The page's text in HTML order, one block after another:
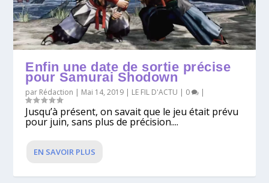
Enfin une date de sortie précise
pour Samurai Shodown
par Rédaction | Mai 14, 2019 | LE FIL D'ACTU | 0 |
Jusqu’à présent, on savait que le jeu était prévu
pour juin, sans plus de précision....
EN SAVOIR PLUS